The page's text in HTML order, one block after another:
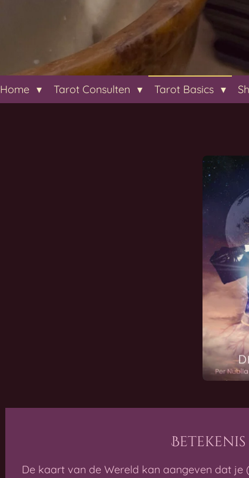
Home Tarot Consulten Tarot Basics
De kaart van de Wereld kan aangeven dat